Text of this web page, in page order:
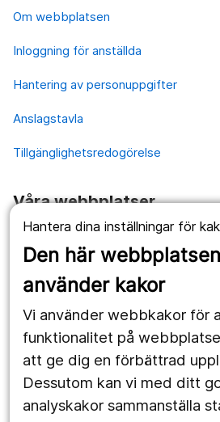
Hantera dina inställningar för
Den här webbplatsen
använder kakor
Vi använder webbkakor för
funktionalitet på
att ge dig en förbättrad
Dessutom kan vi med ditt
analyskakor sammanställa
Om webbplatsen
Inloggning för anställda
Hantering av personuppgifter
Anslagstavla
Tillgänglighetsredogörelse
Våra webbplatser
1177.se
Länstrafiken
Utveckling
Följ oss